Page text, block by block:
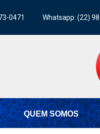
0471 Whatsapp: (22)
QUEM SOMOS